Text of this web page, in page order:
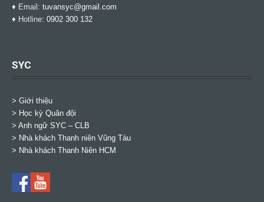
♦ Email: tuvansyc@gmail.com
♦ Hotline: 0902 300 132
SYC
> Giới thiệu
> Học kỳ Quân đội
> Anh ngữ SYC – CLB
> Nhà khách Thanh niên Vũng Tàu
> Nhà khách Thanh Niên HCM